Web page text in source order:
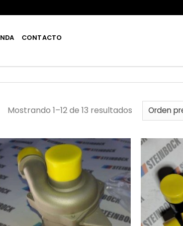
CONTACTO
Mostrando 1–12 de 13 resultados